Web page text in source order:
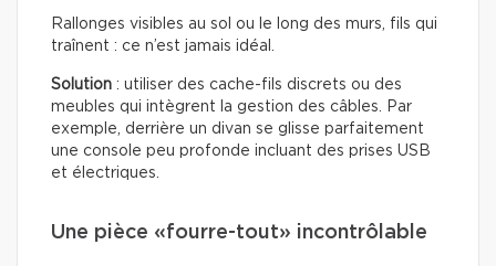
Rallonges visibles au sol ou le long des murs, fils qui
traînent : ce n’est jamais idéal.
Solution : utiliser des cache-fils discrets ou des
meubles qui intègrent la gestion des câbles. Par
exemple, derrière un divan se glisse parfaitement
une console peu profonde incluant des prises USB
et électriques.
Une pièce «fourre-tout» incontrôlable